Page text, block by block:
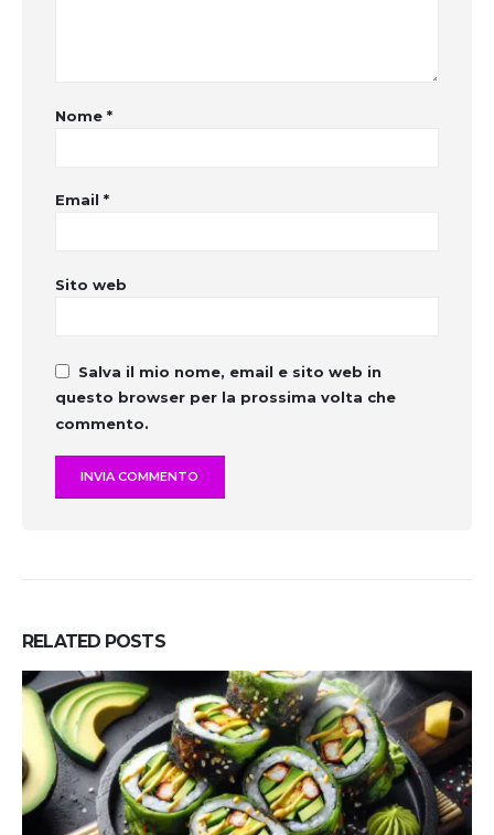
Nome *
Email *
Sito web
Salva il mio nome, email e sito web in
questo browser per la prossima volta che
commento.
RELATED POSTS